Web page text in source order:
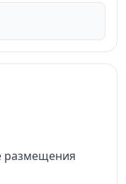
размещения